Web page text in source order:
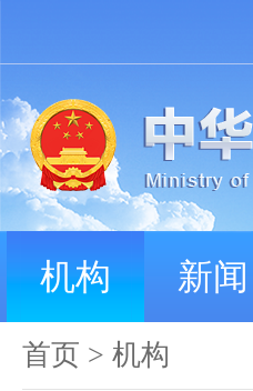
机构 新闻
首页 > 机构